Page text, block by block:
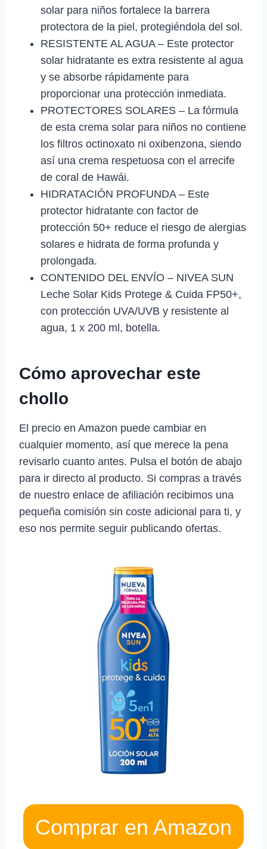
solar para niños fortalece la barrera
protectora de la piel, protegiéndola del sol.
RESISTENTE AL AGUA – Este protector
solar hidratante es extra resistente al agua
y se absorbe rápidamente para
proporcionar una protección inmediata.
PROTECTORES SOLARES – La fórmula
de esta crema solar para niños no contiene
los filtros octinoxato ni oxibenzona, siendo
así una crema respetuosa con el arrecife
de coral de Hawái.
HIDRATACIÓN PROFUNDA – Este
protector hidratante con factor de
protección 50+ reduce el riesgo de alergias
solares e hidrata de forma profunda y
prolongada.
CONTENIDO DEL ENVÍO – NIVEA SUN
Leche Solar Kids Protege & Cuida FP50+,
con protección UVA/UVB y resistente al
agua, 1 x 200 ml, botella.
Cómo aprovechar este
chollo
El precio en Amazon puede cambiar en
cualquier momento, así que merece la pena
revisarlo cuanto antes. Pulsa el botón de abajo
para ir directo al producto. Si compras a través
de nuestro enlace de afiliación recibimos una
pequeña comisión sin coste adicional para ti, y
eso nos permite seguir publicando ofertas.
Comprar en Amazon